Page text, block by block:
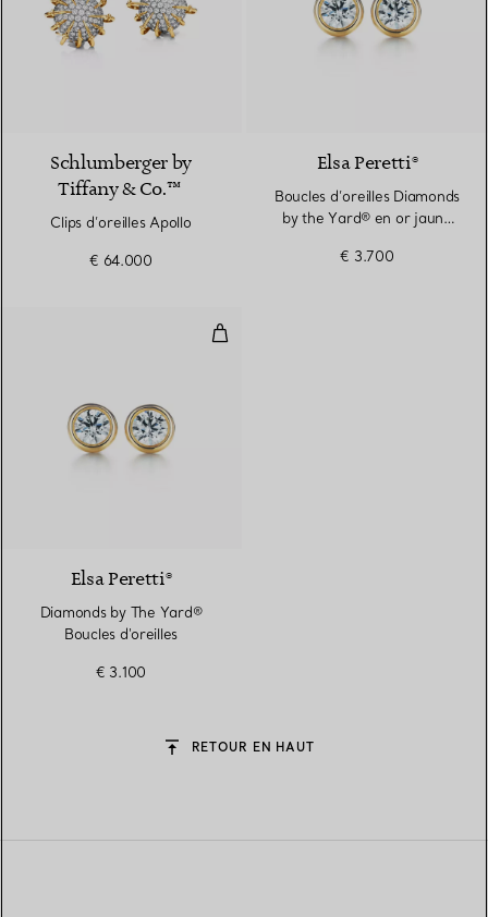
Schlumberger by
Tiffany & Co.™
Clips d’oreilles Apollo
€ 64.000
Elsa Peretti®
Boucles d’oreilles Diamonds
by the Yard® en or jaune
€ 3.700
Diamonds by The Yard®
Elsa Peretti®
Diamonds by The Yard®
Boucles d'oreilles
€ 3.100
RETOUR EN HAUT